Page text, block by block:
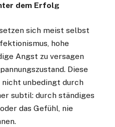
dem Erfolg
sich meist selbst
hohe
Angst zu versagen
Diese
unbedingt durch
subtil: durch ständiges
das Gefühl, nie